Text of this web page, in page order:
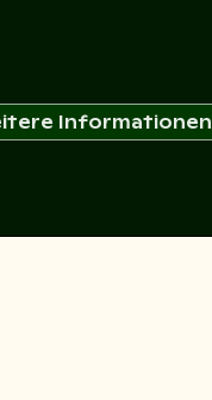
Informationen